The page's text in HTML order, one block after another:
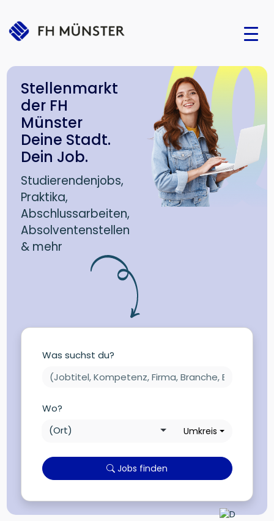
Stellenmarkt
der FH
Münster
Deine Stadt.
Dein Job.
Studierendenjobs,
Praktika,
Abschlussarbeiten,
Absolventenstellen
& mehr
Was suchst du?
Wo?
Umkreis
Jobs finden